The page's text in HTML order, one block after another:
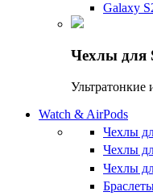
Galaxy
Чехлы для
Ультратонкие
Watch & AirPods
Чехлы
Чехлы
Чехлы